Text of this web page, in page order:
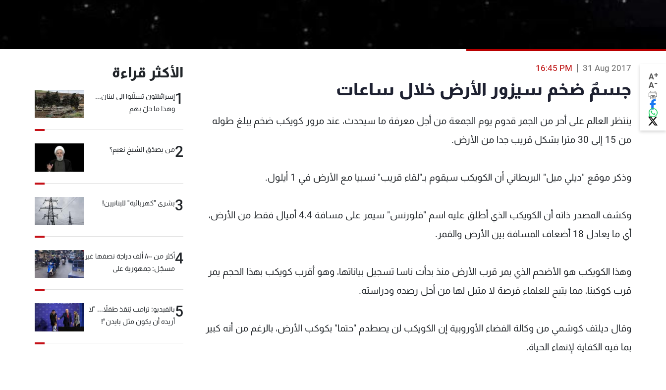
A+
A-
31 Aug 2017
16:45 PM
جسمٌ ضخم سيزور الأرض خلال ساعات
ينتظر العالم على أحر من الجمر قدوم يوم الجمعة من أجل معرفة ما سيحدث، عند مرور كويكب ضخم يبلغ طوله
من 15 إلى 30 مترا بشكل قريب جدا من الأرض.
وذكر موقع "ديلي ميل" البريطاني أن الكويكب سيقوم بـ"لقاء قريب" نسبيا مع الأرض في 1 أيلول.
وكشف المصدر ذاته أن الكويكب الذي أطلق عليه اسم "فلورنس" سيمر على مسافة 4.4 أميال فقط من الأرض،
أي ما يعادل 18 أضعاف المسافة بين الأرض والقمر.
وهذا الكويكب هو الأضحم الذي يمر قرب الأرض منذ بدأت ناسا تسجيل بياناتها، وهو أقرب كويكب بهذا الحجم يمر
قرب كوكبنا، مما يتيح للعلماء فرصة لا مثيل لها من أجل رصده ودراسته.
وقال ديلتف كوشمي من وكالة الفضاء الأوروبية إن الكويكب لن يصطدم "حتما" بكوكب الأرض، بالرغم من أنه كبير
بما فيه الكفاية لإنهاء الحياة.
الأكثر قراءة
1إسرائيليّون تسلّلوا الى لبنان...
وهذا ما حلّ بهم
2من يصدّق الشيخ نعيم؟
3بشرى "كهربائية" للبنانيين!
4
أكثر من ٨٠٠ ألف دراجة نصفها غير
مسجّل: جمهورية على
5بالفيديو: ترامب يُنقذ طفلاً... "لا
أريده أن يكون مثل بايدن"!